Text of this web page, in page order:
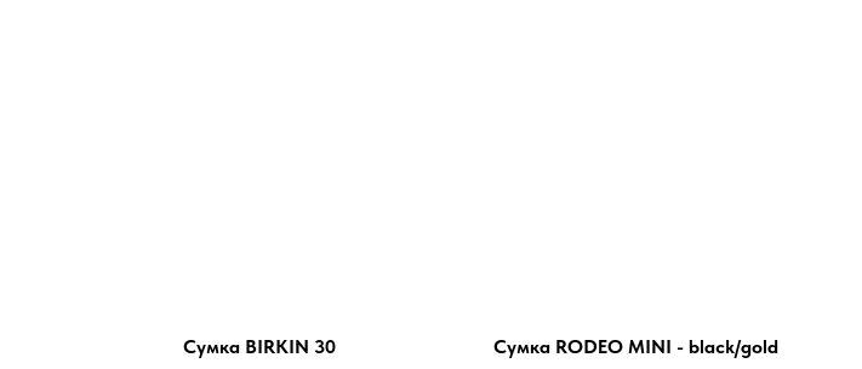
Сумка BIRKIN 30 Сумка RODEO MINI - black/gold